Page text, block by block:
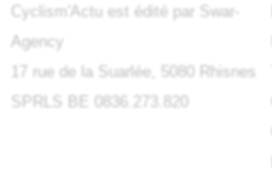
Cyclism'Actu est édité par Swar-
Agency
17 rue de la Suarlée, 5080 Rhisnes
SPRLS BE 0836.273.820